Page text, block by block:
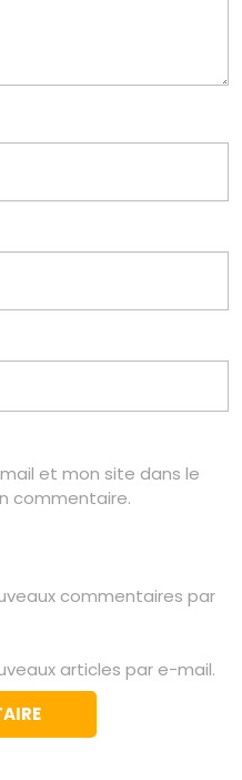
et mon site dans le
commentaire.
commentaires par
articles par e-mail.